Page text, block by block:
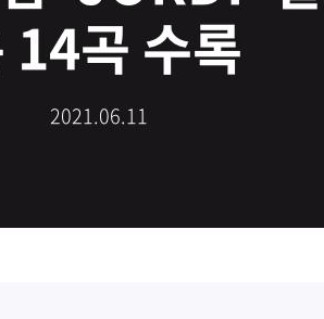
14곡 수록
2021.06.11